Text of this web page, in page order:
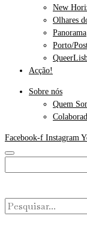
New
Olhares
Panorama
Porto/
Acção!
Sobre nós
Quem
Facebook-f Instagram